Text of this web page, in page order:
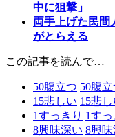
中に狙撃」
両手上げた民
がとらえる
この記事を読んで…
50腹立つ 50腹立
15悲しい 15悲し
1すっきり 1すっ
8興味深い 8興味